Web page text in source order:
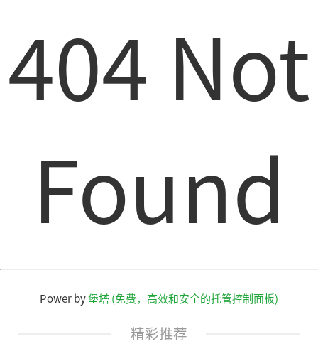
404 Not
Found
Power by堡塔 (免费，高效和安全的托管控制面板)
精彩推荐